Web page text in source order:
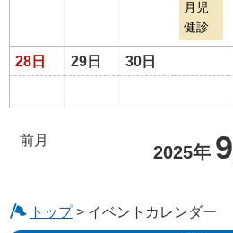
月児
健診
28日 29日 30日
前月
2025年 9
トップ> イベントカレンダー